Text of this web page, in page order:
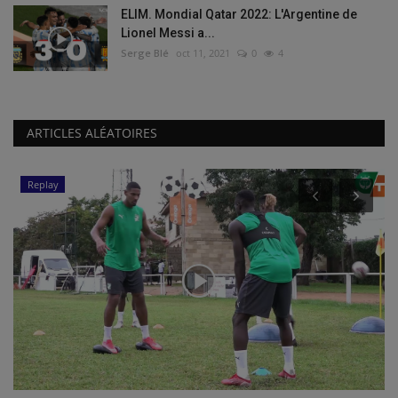
ELIM. Mondial Qatar 2022: L'Argentine de
Lionel Messi a...
Serge Blé oct 11, 2021 0 4
ARTICLES ALÉATOIRES
Replay